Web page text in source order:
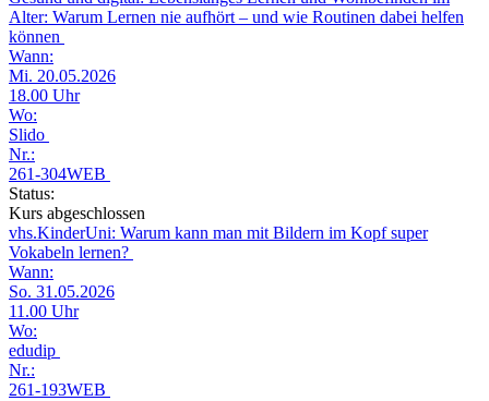
Alter: Warum Lernen nie aufhört – und wie Routinen dabei helfen
können
Wann:
Mi. 20.05.2026
18.00 Uhr
Wo:
Slido
Nr.:
261-304WEB
Status:
Kurs abgeschlossen
vhs.KinderUni: Warum kann man mit Bildern im Kopf super
Vokabeln lernen?
Wann:
So. 31.05.2026
11.00 Uhr
Wo:
edudip
Nr.:
261-193WEB